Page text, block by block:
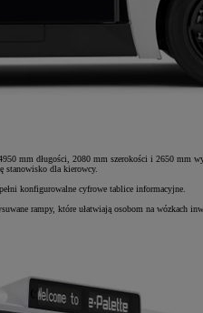
mm długości, 2080 mm szerokości i 2650 mm
stanowisko dla kierowcy.
konfigurowalne cyfrowe tablice informacyjne.
rampy, które ułatwiają osobom na wózkach